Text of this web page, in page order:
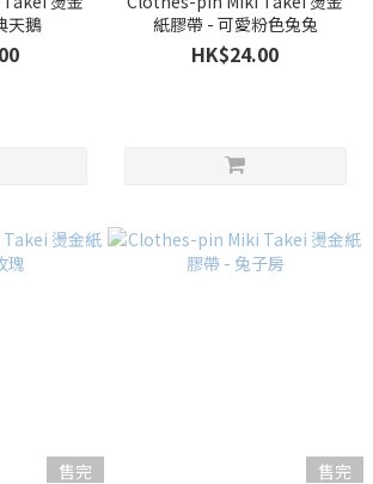
天鵝
紙膠帶 - 可愛粉色兔兔
HK$24.00
售完
售完